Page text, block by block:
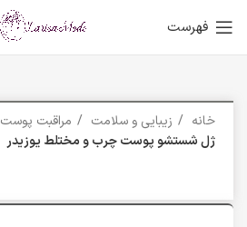
فهرست
خانه زیبایی و سلامت
مراقبت پوست
ژل شستشو پوست چرب و مختلط یوزیدر